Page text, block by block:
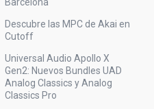
Descubre las MPC de Akai en
Cutoff
Universal Audio Apollo X
Gen2: Nuevos Bundles UAD
Analog Classics y Analog
Classics Pro